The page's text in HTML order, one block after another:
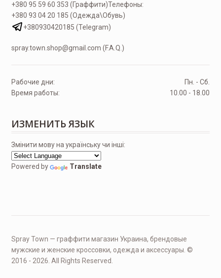
Телефоны:
+380 95 59 60 353 (Граффити)
+380 93 04 20 185 (Одежда\Обувь)
+380930420185 (Telegram)
spray.town.shop@gmail.com (F.A.Q.)
Рабочие дни:
Пн. - Сб.
Время работы:
10.00 - 18.00
ИЗМЕНИТЬ ЯЗЫК
Змінити мову на українську чи інші:
Powered by Translate
Spray Town — граффити магазин Украина, брендовые
мужские и женские кроссовки, одежда и аксессуары. ©
2016 - 2026. All Rights Reserved.